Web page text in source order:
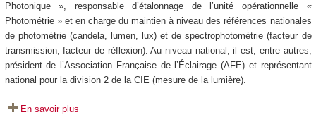
Photonique », responsable d’étalonnage de l’unité opérationnelle «
Photométrie » et en charge du maintien à niveau des références nationales
de photométrie (candela, lumen, lux) et de spectrophotométrie (facteur de
transmission, facteur de réflexion). Au niveau national, il est, entre autres,
président de l’Association Française de l’Éclairage (AFE) et représentant
national pour la division 2 de la CIE (mesure de la lumière).
En savoir plus